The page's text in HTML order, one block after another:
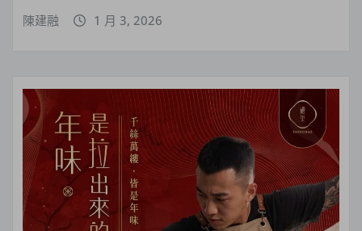
陳建融 1 月 3, 2026